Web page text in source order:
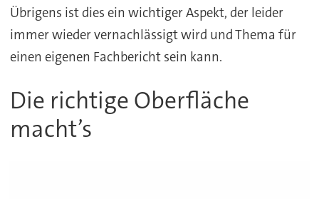
Übrigens ist dies ein wichtiger Aspekt, der leider
immer wieder vernachlässigt wird und Thema für
einen eigenen Fachbericht sein kann.
Die richtige Oberfläche
macht’s